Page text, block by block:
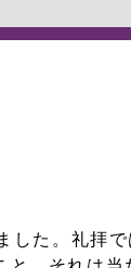
た。礼拝